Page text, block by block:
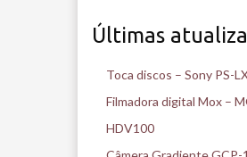
Últimas
Toca discos – Sony PS-
Filmadora digital Mox –
HDV100